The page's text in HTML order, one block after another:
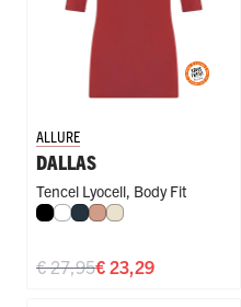
ALLURE
DALLAS
Tencel Lyocell, Body Fit
Zwart
WitNavyMisty Rose
Ivoor
€ 23,29
€ 27,95